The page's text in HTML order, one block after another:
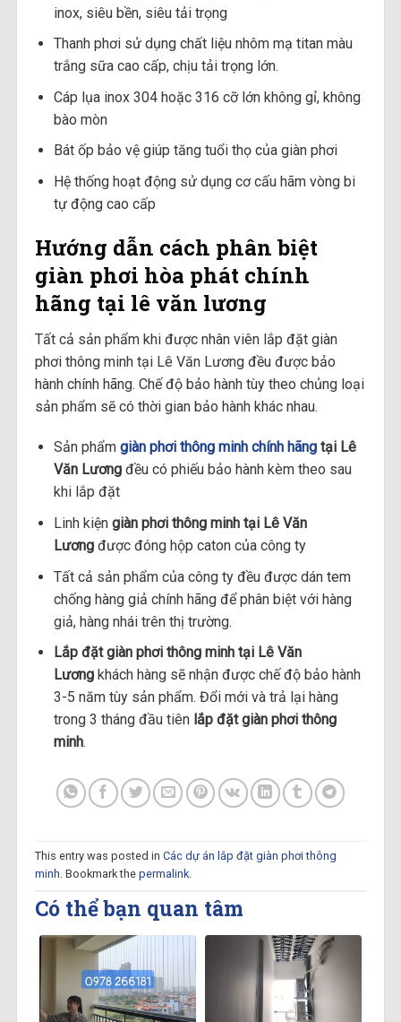
inox, siêu bền, siêu tải trọng
Thanh phơi sử dụng chất liệu nhôm mạ titan màu
trắng sữa cao cấp, chịu tải trọng lớn.
Cáp lụa inox 304 hoặc 316 cỡ lớn không gỉ, không
bào mòn
Bát ốp bảo vệ giúp tăng tuổi thọ của giàn phơi
Hệ thống hoạt động sử dụng cơ cấu hãm vòng bi
tự động cao cấp
Hướng dẫn cách phân biệt
giàn phơi hòa phát chính
hãng tại lê văn lương
Tất cả sản phẩm khi được nhân viên lắp đặt giàn
phơi thông minh tại Lê Văn Lương đều được bảo
hành chính hãng. Chế độ bảo hành tùy theo chủng loại
sản phẩm sẽ có thời gian bảo hành khác nhau.
Sản phẩm giàn phơi thông minh chính hãngtại Lê
Văn Lươngđều có phiếu bảo hành kèm theo sau
khi lắp đặt
Linh kiện giàn phơi thông minh tại Lê Văn
Lươngđược đóng hộp caton của công ty
Tất cả sản phẩm của công ty đều được dán tem
chống hàng giả chính hãng để phân biệt với hàng
giả, hàng nhái trên thị trường.
Lắp đặt giàn phơi thông minh tại Lê Văn
Lươngkhách hàng sẽ nhận được chế độ bảo hành
3-5 năm tùy sản phẩm. Đổi mới và trả lại hàng
trong 3 tháng đầu tiên lắp đặt giàn phơi thông
minh.
This entry was posted in Các dự án lắp đặt giàn phơi thông
minh. Bookmark the permalink.
Có thể bạn quan tâm